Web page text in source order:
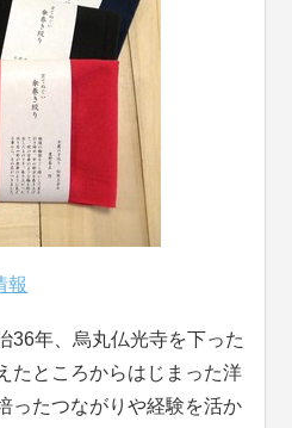
報
36年、烏丸仏光寺を下った
たところからはじまった洋
ったつながりや経験を活か